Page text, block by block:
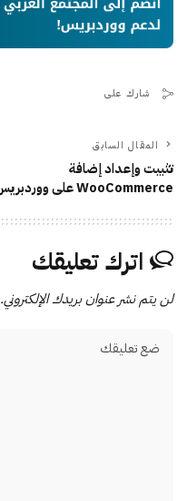
شارك على
المقال السابق
تثبيت وإعداد إضافة
WooCommerce على ووردبريس
اترك تعليقك
لن يتم نشر عنوان بريدك الإلكتروني.